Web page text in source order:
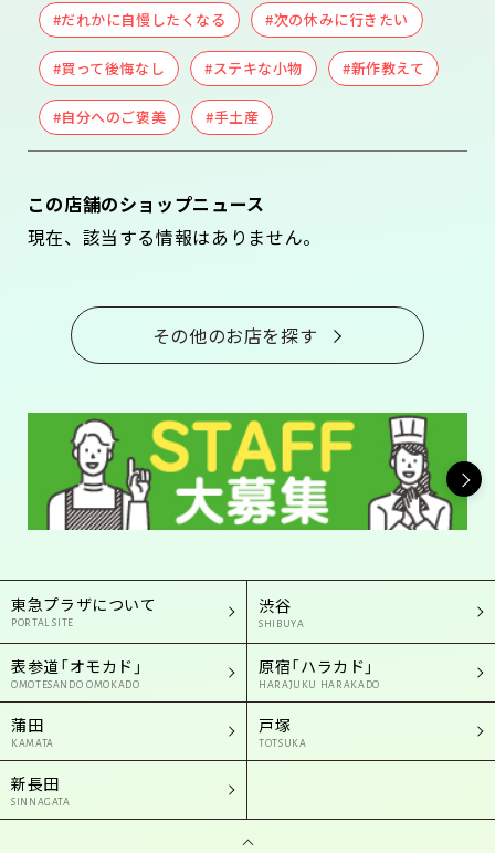
#だれかに自慢したくなる #次の休みに行きたい
#買って後悔なし #ステキな小物 #新作教えて
#自分へのご褒美 #手土産
この店舗のショップニュース
現在、該当する情報はありません。
その他のお店を探す
東急プラザについて
PORTAL SITE
渋谷
SHIBUYA
表参道「オモカド」
OMOTESANDO OMOKADO
原宿「ハラカド」
HARAJUKU HARAKADO
蒲田
KAMATA
戸塚
TOTSUKA
新長田
SINNAGATA